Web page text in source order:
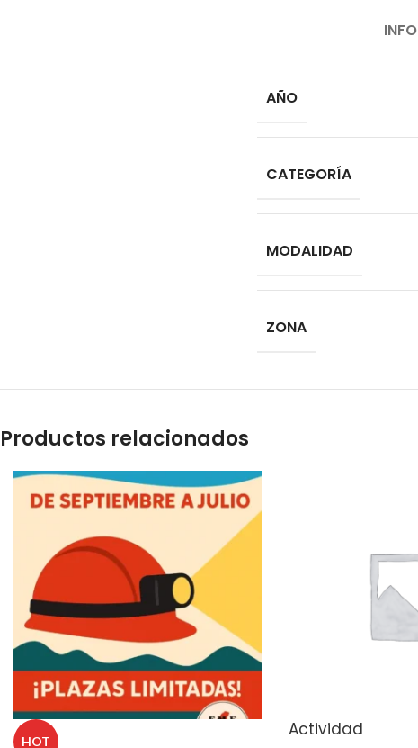
AÑO
CATEGORÍA
MODALIDAD
ZONA
Productos relacionados
HOT
Actividad